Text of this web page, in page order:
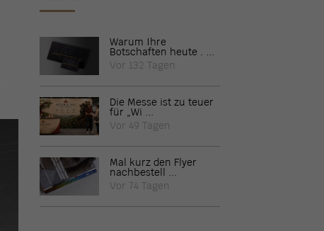
Warum Ihre
Botschaften heute . ...
Vor 132 Tagen
Die Messe ist zu teuer
für „Wi ...
Vor 49 Tagen
Mal kurz den Flyer
nachbestell ...
Vor 74 Tagen